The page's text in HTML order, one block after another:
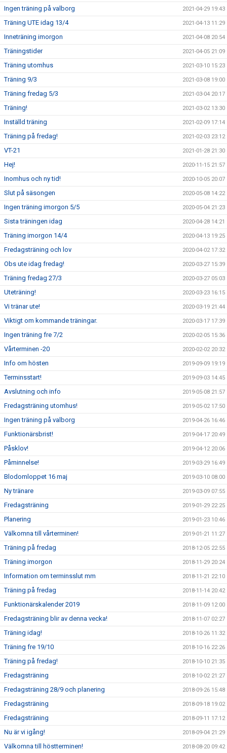
Ingen träning på valborg 2021-04-29 19:43
Träning UTE idag 13/4 2021-04-13 11:29
Inneträning imorgon 2021-04-08 20:54
Träningstider 2021-04-05 21:09
Träning utomhus 2021-03-10 15:23
Träning 9/3 2021-03-08 19:00
Träning fredag 5/3 2021-03-04 20:17
Träning! 2021-03-02 13:30
Inställd träning 2021-02-09 17:14
Träning på fredag! 2021-02-03 23:12
VT-21 2021-01-28 21:30
Hej! 2020-11-15 21:57
Inomhus och ny tid! 2020-10-05 20:07
Slut på säsongen 2020-05-08 14:22
Ingen träning imorgon 5/5 2020-05-04 21:23
Sista träningen idag 2020-04-28 14:21
Träning imorgon 14/4 2020-04-13 19:25
Fredagsträning och lov 2020-04-02 17:32
Obs ute idag fredag! 2020-03-27 15:39
Träning fredag 27/3 2020-03-27 05:03
Uteträning! 2020-03-23 16:15
Vi tränar ute! 2020-03-19 21:44
Viktigt om kommande träningar. 2020-03-17 17:39
Ingen träning fre 7/2 2020-02-05 15:36
Vårterminen -20 2020-02-02 20:32
Info om hösten 2019-09-09 19:19
Terminsstart! 2019-09-03 14:45
Avslutning och info 2019-05-08 21:57
Fredagsträning utomhus! 2019-05-02 17:50
Ingen träning på valborg 2019-04-26 16:46
Funktionärsbrist! 2019-04-17 20:49
Påsklov! 2019-04-12 20:06
Påminnelse! 2019-03-29 16:49
Blodomloppet 16 maj 2019-03-10 08:00
Ny tränare 2019-03-09 07:55
Fredagsträning 2019-01-29 22:25
Planering 2019-01-23 10:46
Välkomna till vårterminen! 2019-01-21 11:27
Träning på fredag 2018-12-05 22:55
Träning imorgon 2018-11-29 20:24
Information om terminsslut mm 2018-11-21 22:10
Träning på fredag 2018-11-14 20:42
Funktionärskalender 2019 2018-11-09 12:00
Fredagsträning blir av denna vecka! 2018-11-07 02:27
Träning idag! 2018-10-26 11:32
Träning fre 19/10 2018-10-16 22:26
Träning på fredag! 2018-10-10 21:35
Fredagsträning 2018-10-02 21:27
Fredagsträning 28/9 och planering 2018-09-26 15:48
Fredagsträning 2018-09-18 19:02
Fredagsträning 2018-09-11 17:12
Nu är vi igång! 2018-09-04 21:29
Välkomna till höstterminen! 2018-08-20 09:42